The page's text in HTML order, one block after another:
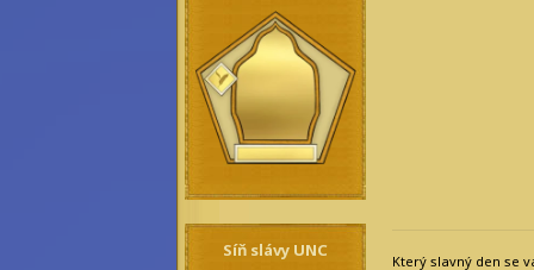
Mia Broccoli
Olivia Wines
Saiph Lacaille
Skylar Blair
Anderson
Ilustrátoři
a grafici:
Alf Wolfmoon
Rebecca Werde
Addie Hazel
Síň slávy UNC
Který slavný den se